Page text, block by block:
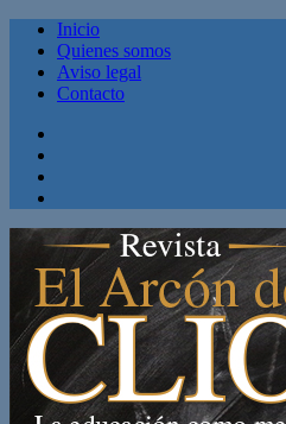
Inicio
Quienes somos
Aviso legal
Contacto